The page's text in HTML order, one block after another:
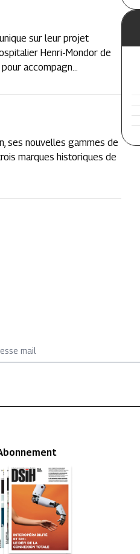
sur leur projet
Henri-Mondor de
accompagn...
ses nouvelles gammes de
marques historiques de
mail